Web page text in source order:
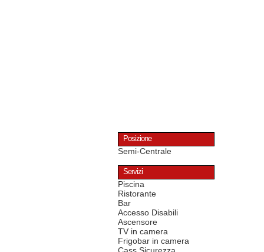
Posizione
Semi-Centrale
Servizi
Piscina
Ristorante
Bar
Accesso Disabili
Ascensore
TV in camera
Frigobar in camera